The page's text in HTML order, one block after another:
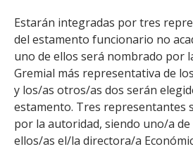
Estarán integradas por tres
del estamento funcionario no
uno de ellos será nombrado por
Gremial más representativa de
y los/as otros/as dos serán
estamento. Tres representantes
por la autoridad, siendo uno/a de
ellos/as el/la directora/a